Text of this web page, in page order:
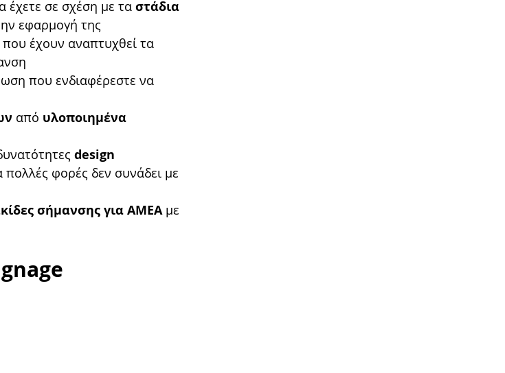
έχετε σε σχέση με τα στάδια
εφαρμογή της
που έχουν αναπτυχθεί τα
που ενδιαφέρεστε να
από υλοποιημένα
design
φορές δεν συνάδει με
σήμανσης για AMEA με